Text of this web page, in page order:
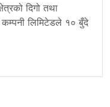
दिगो तथा
लिमिटेडले १० बुँदे